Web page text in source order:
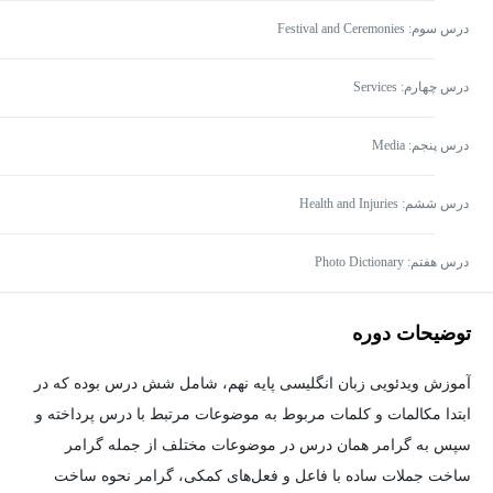
درس سوم: Festival and Ceremonies
درس چهارم: Services
درس پنجم: Media
درس ششم: Health and Injuries
درس هفتم: Photo Dictionary
توضیحات دوره
آموزش ویدئویی زبان انگلیسی پایه نهم، شامل شش درس بوده که در
ابتدا مکالمات و کلمات مربوط به موضوعات مرتبط با درس پرداخته و
سپس به گرامر همان درس در موضوعات مختلف از جمله گرامر
ساخت جملات ساده با فاعل و فعل‌های کمکی، گرامر نحوه ساخت